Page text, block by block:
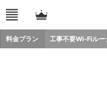
料金プラン 工事不要Wi-Fiルー